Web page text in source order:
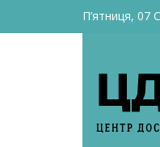
П’ятниця, 07